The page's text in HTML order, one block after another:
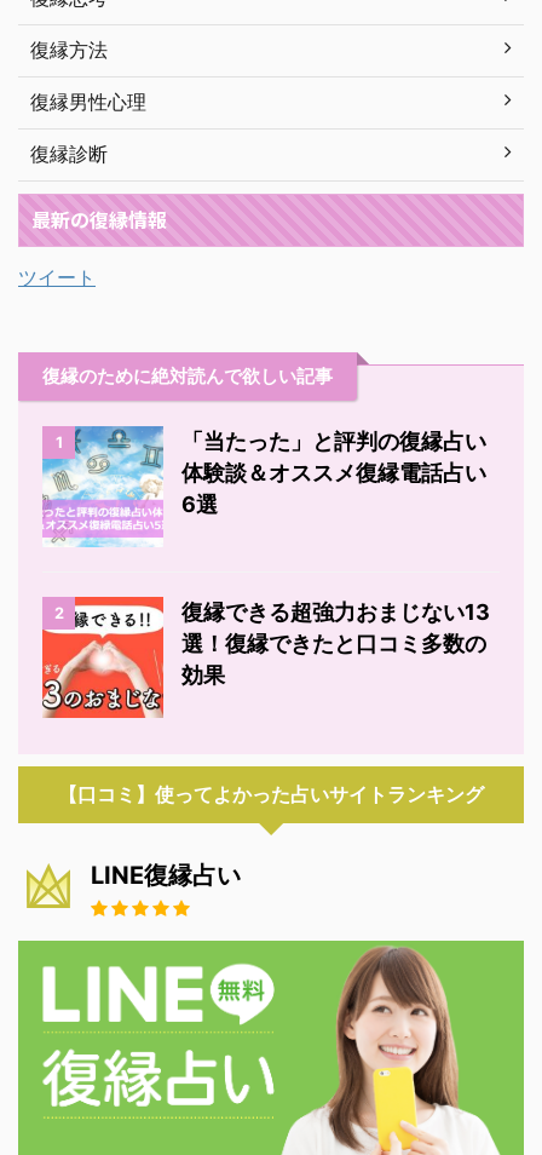
復縁方法
復縁男性心理
復縁診断
最新の復縁情報
ツイート
復縁のために絶対読んで欲しい記事
1
「当たった」と評判の復縁占い
体験談＆オススメ復縁電話占い
6選
2
復縁できる超強力おまじない13
選！復縁できたと口コミ多数の
効果
【口コミ】使ってよかった占いサイトランキング
LINE復縁占い